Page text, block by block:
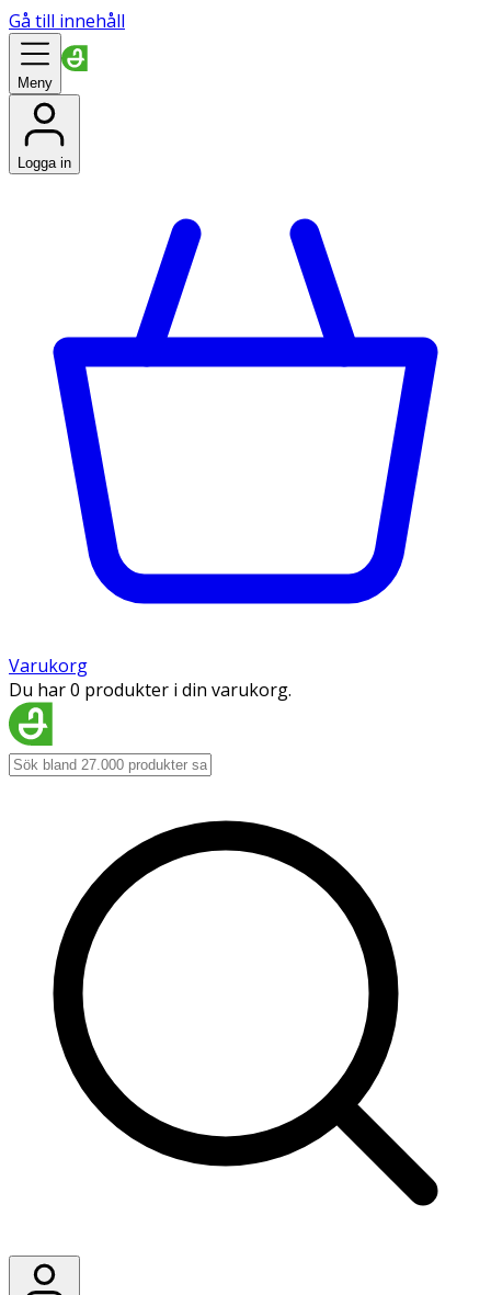
Gå till innehåll
Meny
Logga in
Varukorg
Du har 0 produkter i din varukorg.